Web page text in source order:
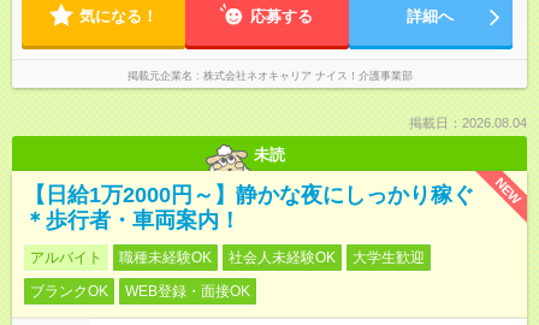
気になる！ 応募する 詳細へ
掲載元企業名 株式会社ネオキャリア ナイス！介護事業部
掲載日：2026.08.04
未読
NEW
【日給1万2000円～】静かな夜にしっかり稼ぐ
＊歩行者・車両案内！
アルバイト 職種未経験OK 社会人未経験OK
大学生歓迎
ブランクOK
WEB登録・面接OK